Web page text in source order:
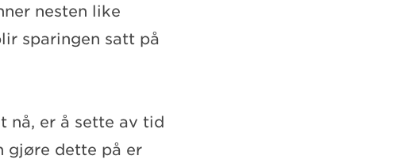
nesten like
sparingen satt på
nå, er å sette av tid
gjøre dette på er